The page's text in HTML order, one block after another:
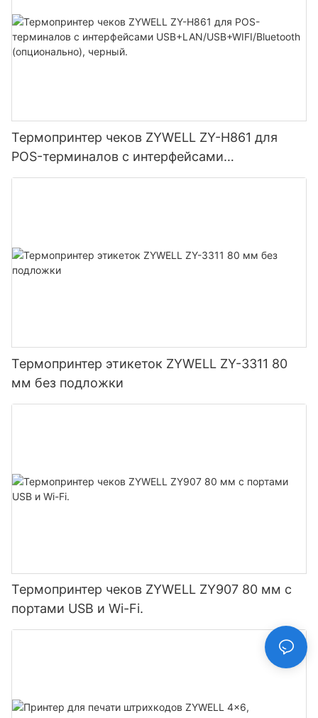
Термопринтер чеков ZYWELL ZY-H861 для
POS-терминалов с интерфейсами
USB+LAN/USB+WIFI/Bluetooth (опционально),
Термопринтер этикеток ZYWELL ZY-3311 80
мм без подложки
Термопринтер чеков ZYWELL ZY907 80 мм с
портами USB и Wi-Fi.